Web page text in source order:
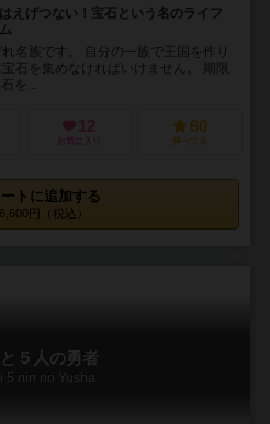
えげつない！宝石という名のライフ
名族です。 自分の一族で王国を作り
石を集めなければいけません。 期限
を...
12
お気に入り
60
持ってる
ートに追加する
6,600円（税込）
と５人の勇者
5 nin no Yusha